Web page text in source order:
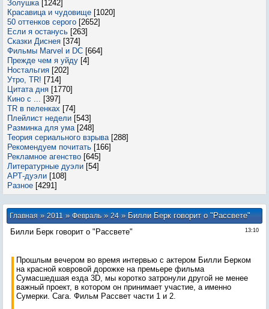
Золушка [1242]
Красавица и чудовище [1020]
50 оттенков серого [2652]
Если я останусь [263]
Сказки Диснея [374]
Фильмы Marvel и DC [664]
Прежде чем я уйду [4]
Ностальгия [202]
Утро, TR! [714]
Цитата дня [1770]
Кино с ... [397]
TR в пеленках [74]
Плейлист недели [543]
Разминка для ума [248]
Теория сериального взрыва [288]
Рекомендуем почитать [166]
Рекламное агенство [645]
Литературные дуэли [54]
АРТ-дуэли [108]
Разное [4291]
Главная»2011 » Февраль » 24» Билли Берк говорит о "Рассвете"
13:10
Билли Берк говорит о "Рассвете"
Прошлым вечером во время интервью с актером Билли Берком
на красной ковровой дорожке на премьере фильма
Сумасшедшая езда 3D, мы коротко затронули другой не менее
важный проект, в котором он принимает участие, а именно
Сумерки. Сага. Фильм Рассвет части 1 и 2.